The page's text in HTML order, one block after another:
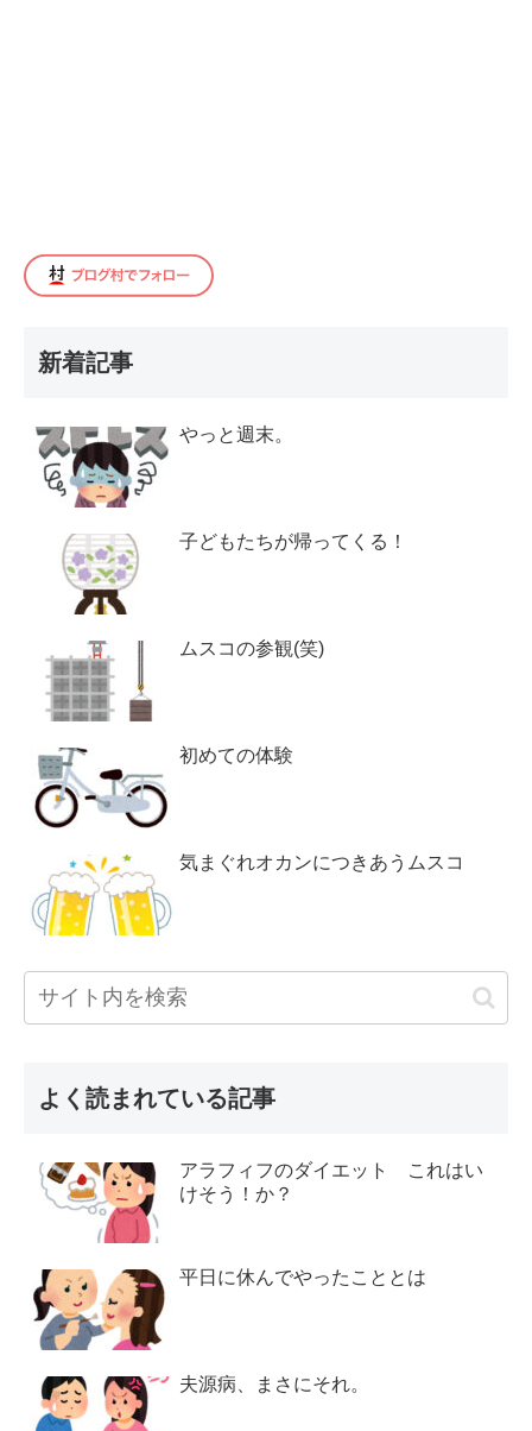
新着記事
やっと週末。
子どもたちが帰ってくる！
ムスコの参観(笑)
初めての体験
気まぐれオカンにつきあうムスコ
よく読まれている記事
アラフィフのダイエット これはい
けそう！か？
平日に休んでやったこととは
夫源病、まさにそれ。